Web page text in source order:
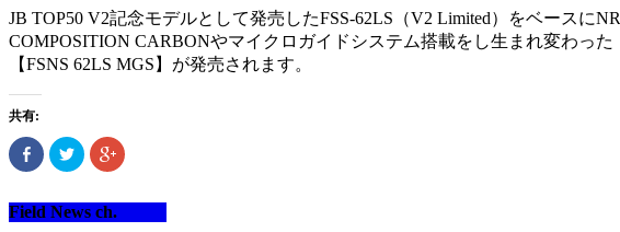
JB TOP50 V2記念モデルとして発売したFSS-62LS（V2 Limited）をベースにNR
COMPOSITION CARBONやマイクロガイドシステム搭載をし生まれ変わった
【FSNS 62LS MGS】が発売されます。
共有:
Facebook
で
(新
し
ク
リ
し
て
ク
リ
し
て
Field News ch.